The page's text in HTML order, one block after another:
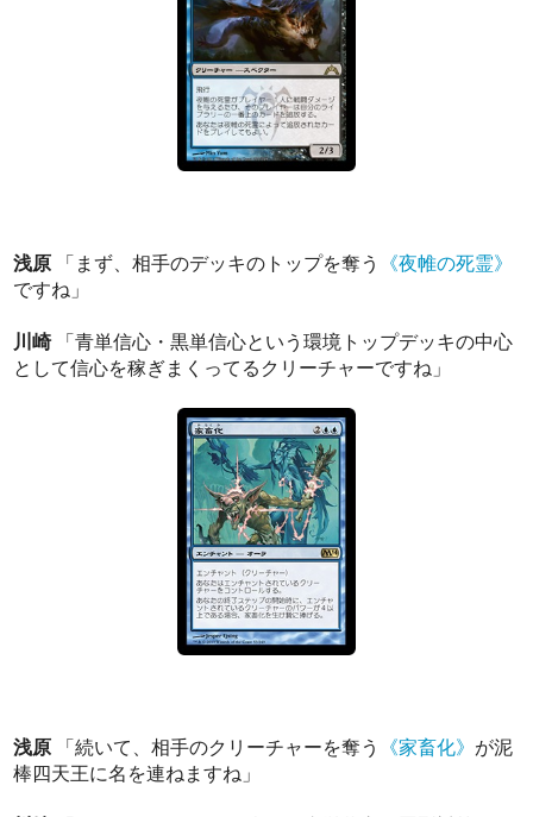
浅原 「まず、相手のデッキのトップを奪う
《夜帷の死霊》
ですね」
川崎「青単信心・黒単信心という環境トップデッキの中心
として信心を稼ぎまくってるクリーチャーですね」
浅原 「続いて、相手のクリーチャーを奪う 《家畜化》 が泥
棒四天王に名を連ねますね」